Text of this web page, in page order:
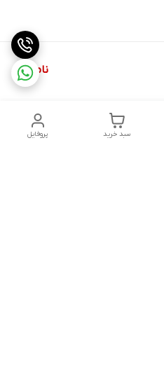
ناموجود
پروفایل سبد خرید